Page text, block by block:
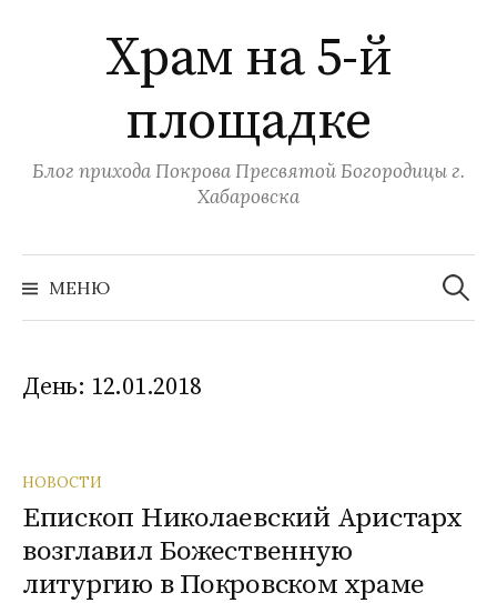
содержимомуХрам на 5-й
площадке
Блог прихода Покрова Пресвятой Богородицы г.
Хабаровска
МЕНЮ
Найти:
День: 12.01.2018
НОВОСТИ
Епископ Николаевский Аристарх
возглавил Божественную
литургию в Покровском храме